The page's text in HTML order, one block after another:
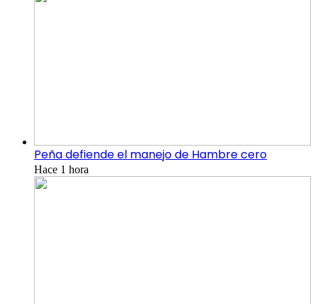
Peña defiende el manejo de Hambre cero
Hace 1 hora